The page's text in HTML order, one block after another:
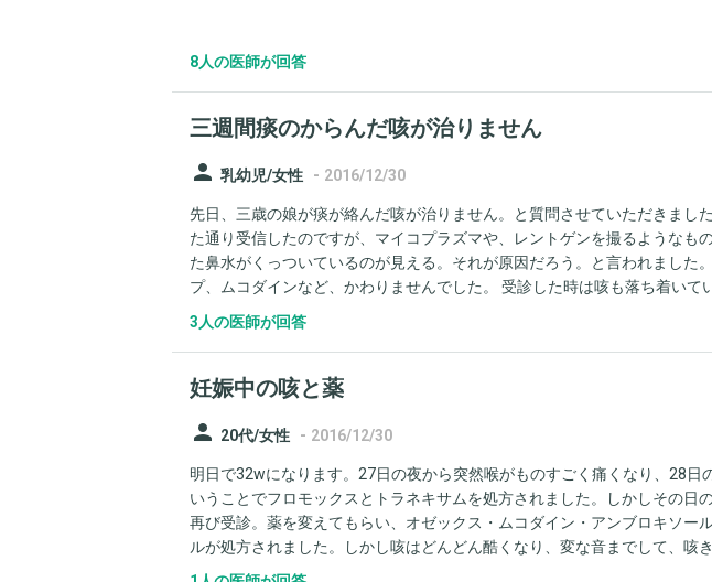
8人の医師が回答
三週間痰のからんだ咳が治りません
person 乳幼児/女性 - 2016/12/30
先日、三歳の娘が痰が絡んだ咳が治りません。と質問させていただきまし
た通り受信したのですが、マイコプラズマや、レントゲンを撮るようなも
た鼻水がくっついているのが見える。それが原因だろう。と言われました
プ、ムコダインなど、かわりませんでした。 受診した時は咳も落ち着いて
頻度が頻繁になりました。 本人は喉もいたくないし苦しくない。といいま
スッキリせず、頻繁な時やあまり出ないときがあるので、心配です。 喘息
3人の医師が回答
妊娠中の咳と薬
person 20代/女性 - 2016/12/30
明日で32wになります。27日の夜から突然喉がものすごく痛くなり、28日
いうことでフロモックスとトラネキサムを処方されました。しかしその日
再び受診。薬を変えてもらい、オゼックス・ムコダイン・アンブロキソー
ルが処方されました。しかし咳はどんどん酷くなり、変な音までして、咳
です。家に以前もらったホクナリンテープがあるのですが、それを使うと